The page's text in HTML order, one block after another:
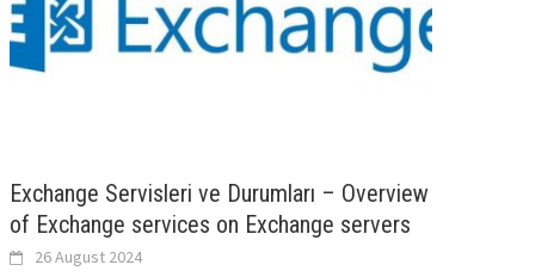
Exchange Servisleri ve Durumları – Overview
of Exchange services on Exchange servers
26 August 2024